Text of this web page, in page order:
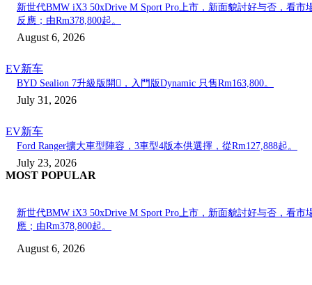
新世代BMW iX3 50xDrive M Sport Pro上市，新面貌討好与否，看市
反應；由Rm378,800起。
August 6, 2026
EV新车
BYD Sealion 7升級版開𧷗，入門版Dynamic 只售Rm163,800。
July 31, 2026
EV新车
Ford Ranger擴大車型陣容，3車型4版本供選擇，從Rm127,888起。
July 23, 2026
MOST POPULAR
新世代BMW iX3 50xDrive M Sport Pro上市，新面貌討好与否，看市
應；由Rm378,800起。
August 6, 2026